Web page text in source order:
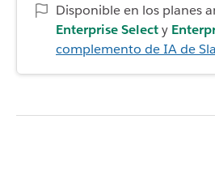
Disponible en los planes
Enterprise Selecty
complemento de IA de